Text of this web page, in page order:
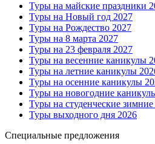
Туры на майские праздники
Туры на Новый год 2027
Туры на Рождество 2027
Туры на 8 марта 2027
Туры на 23 февраля 2027
Туры на весенние каникулы
Туры на летние каникулы
Туры на осенние каникулы
Туры на новогодние
Туры на студенческие
Туры выходного дня 2026
Специальные предложения